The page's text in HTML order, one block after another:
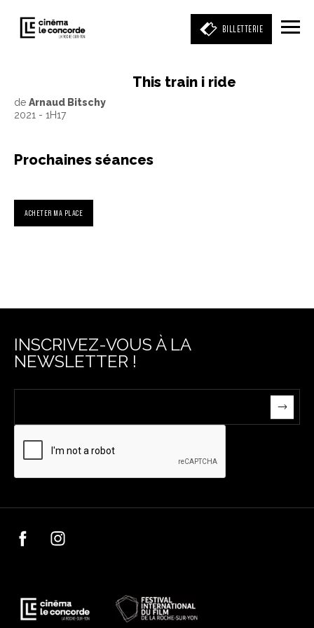
BILLETTERIE
Entrez votre mot clé
(film, réalisateur, acteur, événement)
This train i ride
de Arnaud Bitschy
2021 - 1H17
Prochaines séances
ACHETER MA PLACE
INSCRIVEZ-VOUS À LA
NEWSLETTER !